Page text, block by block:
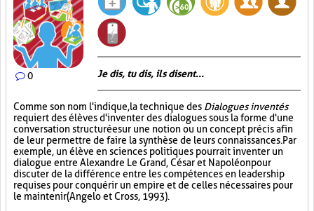
0 Je dis, tu dis, ils disent...
Comme son nom l'indique, la technique des Dialogues inventés
requiert des élèves d'inventer des dialogues sous la forme d'une
conversation structurée sur une notion ou un concept précis afin
de leur permettre de faire la synthèse de leurs connaissances. Par
exemple, un élève en sciences politiques pourrait inventer un
dialogue entre Alexandre Le Grand, César et Napoléon pour
discuter de la différence entre les compétences en leadership
requises pour conquérir un empire et de celles nécessaires pour
le maintenir (Angelo et Cross, 1993).